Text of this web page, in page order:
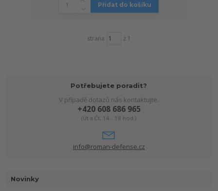
Přidat do košíku
strana z 1
Potřebujete poradit?
V případě dotazů nás kontaktujte.
+420 608 686 965
(Út a Čt, 14 - 18 hod.)
info@roman-defense.cz
Novinky